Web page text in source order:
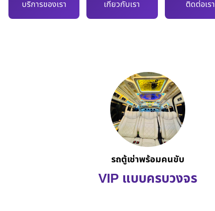
บริการของเรา เกี่ยวกับเรา ติดต่อเรา
รถตู้เช่าพร้อมคนขับ
VIP แบบครบวงจร